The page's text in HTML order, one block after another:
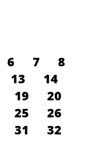
6 7
8
13
14
19
20
25
26
31
32